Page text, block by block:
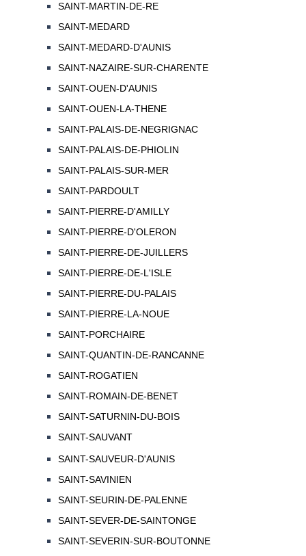
SAINT-MARTIN-DE-RE
SAINT-MEDARD
SAINT-MEDARD-D'AUNIS
SAINT-NAZAIRE-SUR-CHARENTE
SAINT-OUEN-D'AUNIS
SAINT-OUEN-LA-THENE
SAINT-PALAIS-DE-NEGRIGNAC
SAINT-PALAIS-DE-PHIOLIN
SAINT-PALAIS-SUR-MER
SAINT-PARDOULT
SAINT-PIERRE-D'AMILLY
SAINT-PIERRE-D'OLERON
SAINT-PIERRE-DE-JUILLERS
SAINT-PIERRE-DE-L'ISLE
SAINT-PIERRE-DU-PALAIS
SAINT-PIERRE-LA-NOUE
SAINT-PORCHAIRE
SAINT-QUANTIN-DE-RANCANNE
SAINT-ROGATIEN
SAINT-ROMAIN-DE-BENET
SAINT-SATURNIN-DU-BOIS
SAINT-SAUVANT
SAINT-SAUVEUR-D'AUNIS
SAINT-SAVINIEN
SAINT-SEURIN-DE-PALENNE
SAINT-SEVER-DE-SAINTONGE
SAINT-SEVERIN-SUR-BOUTONNE